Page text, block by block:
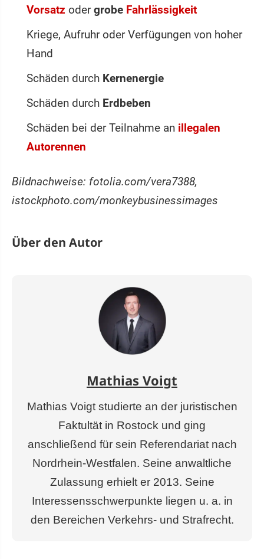
Vorsatz odergrobe Fahrlässigkeit
Kriege, Aufruhr oder Verfügungen von hoher
Hand
Schäden durch Kernenergie
Schäden durch Erdbeben
Schäden bei der Teilnahme an illegalen
Autorennen
Bildnachweise: fotolia.com/vera7388,
istockphoto.com/monkeybusinessimages
Über den Autor
Mathias Voigt
Mathias Voigt studierte an der juristischen
Faktultät in Rostock und ging
anschließend für sein Referendariat nach
Nordrhein-Westfalen. Seine anwaltliche
Zulassung erhielt er 2013. Seine
Interessensschwerpunkte liegen u. a. in
den Bereichen Verkehrs- und Strafrecht.